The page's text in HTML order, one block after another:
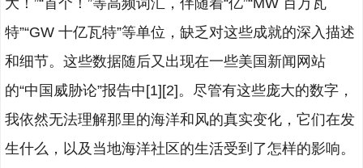
特”“GW 十亿瓦特”等单位，缺乏对这些成就的深入描述
和细节。这些数据随后又出现在一些美国新闻网站
的“中国威胁论”报告中[1][2]。尽管有这些庞大的数字，
我依然无法理解那里的海洋和风的真实变化，它们在发
生什么，以及当地海洋社区的生活受到了怎样的影响。